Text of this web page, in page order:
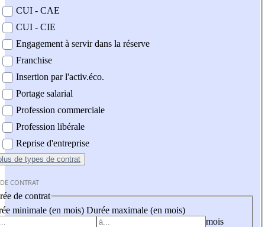
CUI - CAE
CUI - CIE
Engagement à servir dans la réserve
Franchise
Insertion par l'activ.éco.
Portage salarial
Profession commerciale
Profession libérale
Reprise d'entreprise
de types de contrat
CONTRAT
de contrat
minimale (en mois) Durée maximale (en mois)
mois